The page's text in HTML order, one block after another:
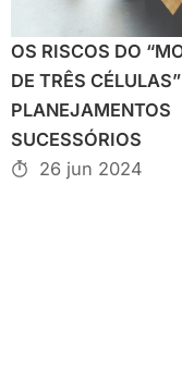
OS RISCOS DO
DE TRÊS
PLANEJAMENTOS
SUCESSÓRIOS
26 jun 2024